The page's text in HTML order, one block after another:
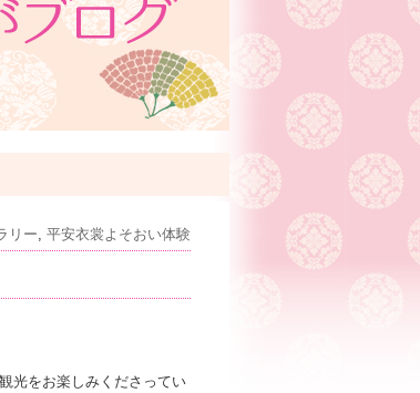
リー, 平安衣裳よそおい体験
光をお楽しみくださってい